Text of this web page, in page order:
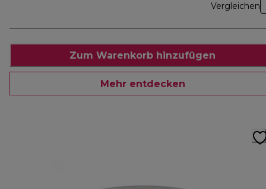
Vergleichen
Zum Warenkorb hinzufügen
Mehr entdecken